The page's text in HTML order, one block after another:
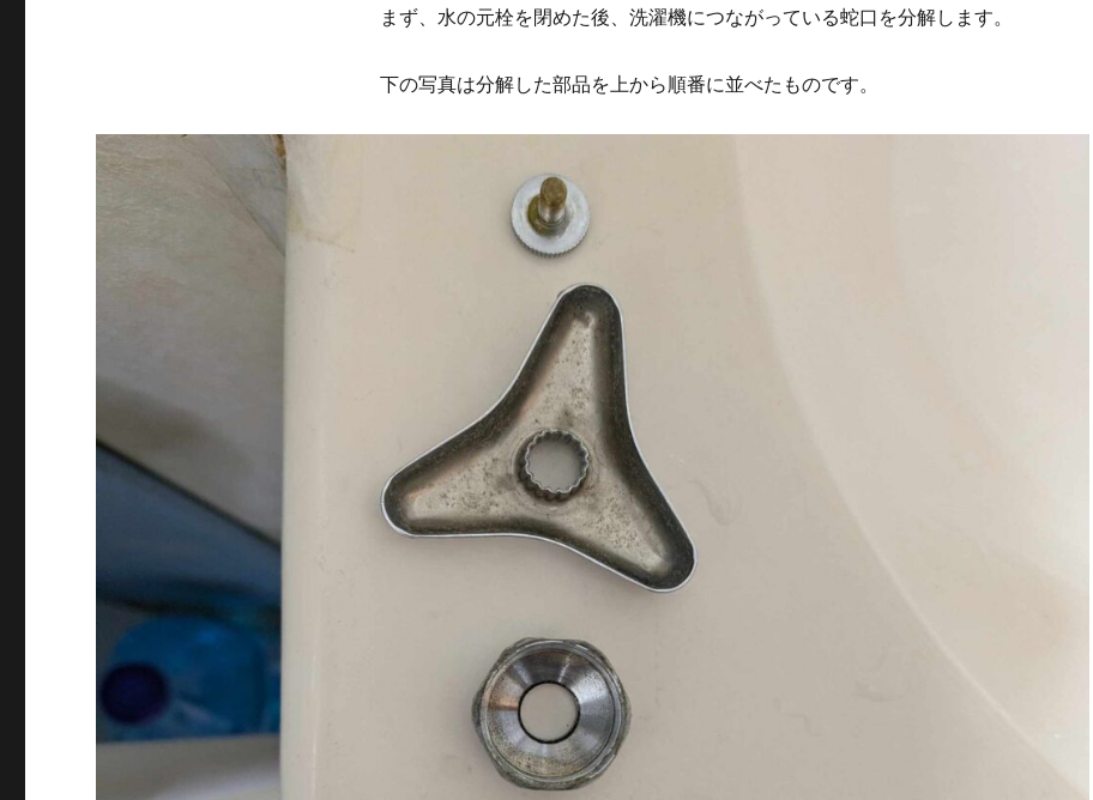
まず、水の元栓を閉めた後、洗濯機につながっている蛇口を分解します。
下の写真は分解した部品を上から順番に並べたものです。